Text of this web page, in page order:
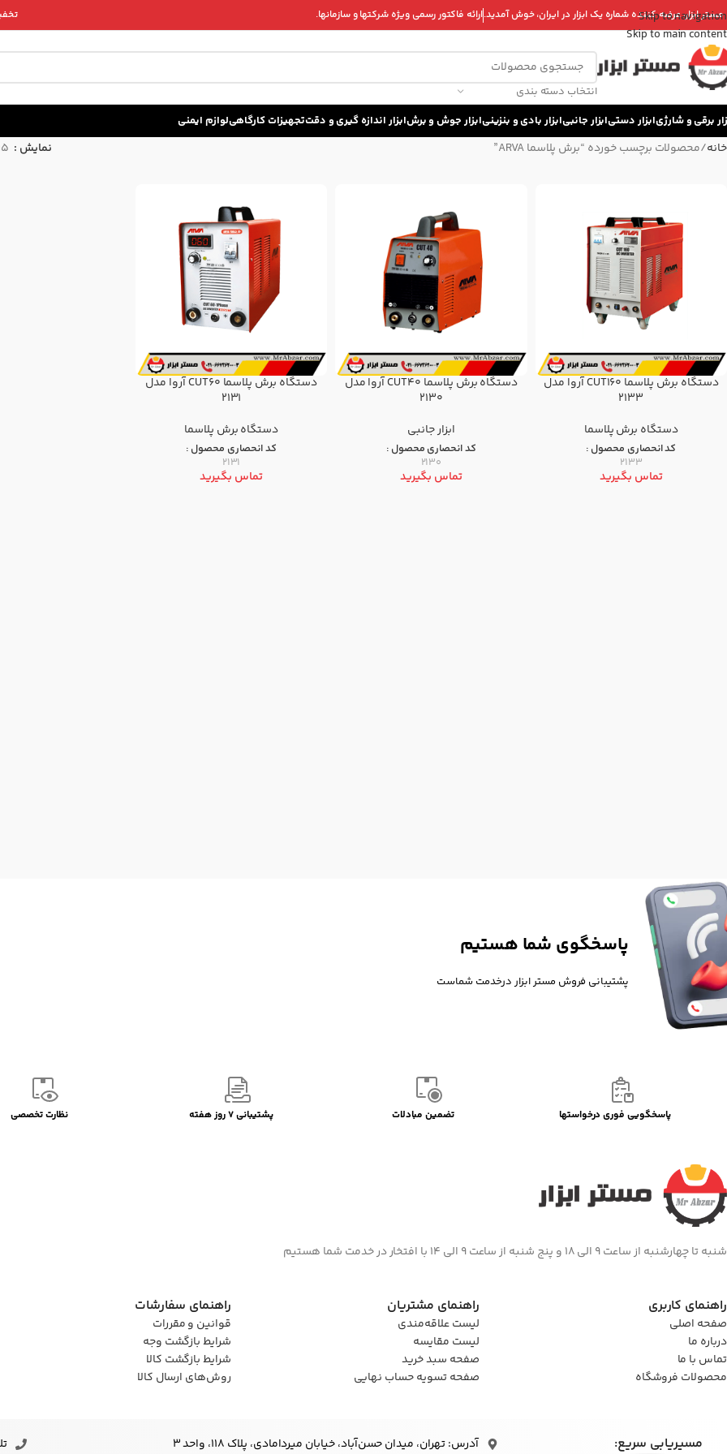
Skip to navigation
Skip to main content
مستر ابزار، عرضه کننده شماره یک ابزار در ایران، خوش آمدید.ارائه فاکتور رسمی ویژه شرکتها و سازمانها.
انتخاب دسته بندی
برقی و شارژیابزار دستیابزار جانبیابزار بادی و بنزینیابزار جوش و برشابزار اندازه گيری و دقتتجهیزات کارگاهیلوازم ایمنی
خانه محصولات برچسب خورده “برش پلاسما ARVA” نمایش
دستگاه برش پلاسما CUT160 آروا مدل
2133
دستگاه برش پلاسما
کد انحصاری محصول :
2133
تماس بگیرید
دستگاه برش پلاسما CUT40 آروا مدل
2130
ابزار جانبی
کد انحصاری محصول :
2130
تماس بگیرید
دستگاه برش پلاسما CUT60 آروا مدل
2131
دستگاه برش پلاسما
کد انحصاری محصول :
2131
تماس بگیرید
پاسخگوی شما هستیم
پشتیبانی فروش مستر ابزار درخدمت شماست
پاسخگویی فوری درخواستها تضمین مبادلات پشتیبانی 7 روز هفته نظارت تخصصی
شنبه تا چهارشنبه از ساعت 9 الی 18 و پنج شنبه از ساعت 9 الی 14 با افتخار در خدمت شما هستیم
راهنمای کاربری
صفحه اصلی
درباره ما
تماس با ما
محصولات فروشگاه
راهنمای مشتریان
لیست علاقه‌مندی
لیست مقایسه
صفحه سبد خرید
صفحه تسویه حساب نهایی
راهنمای سفارشات
قوانین و مقررات
شرایط بازگشت وجه
شرایط بازگشت کالا
روش‌های ارسال کالا
مسیریابی سریع: آدرس: تهران، میدان حسن‌آباد، خیابان میردامادی، پلاک ۱۱۸، واحد 3